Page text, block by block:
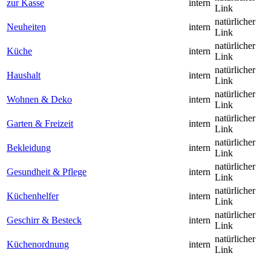
zur Kasse intern
Link
Neuheiten
intern
natürlicher
Link
Küche
intern
natürlicher
Link
Haushalt
intern
natürlicher
Link
Wohnen & Deko
intern
natürlicher
Link
Garten & Freizeit
intern
natürlicher
Link
Bekleidung
intern
natürlicher
Link
Gesundheit & Pflege
intern
natürlicher
Link
Küchenhelfer
intern
natürlicher
Link
Geschirr & Besteck
intern
natürlicher
Link
Küchenordnung
intern
natürlicher
Link